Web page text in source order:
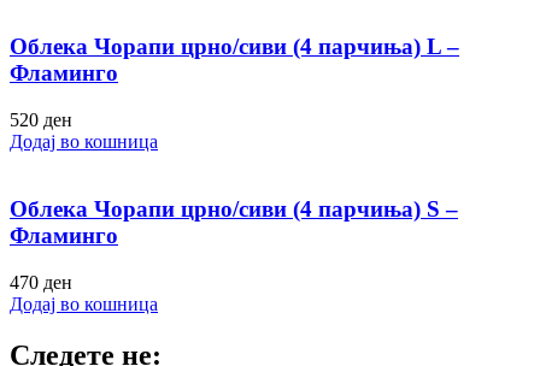
Облека Чорапи црно/сиви (4 парчиња) L –
Фламинго
520 ден
Додај во кошница
Облека Чорапи црно/сиви (4 парчиња) S –
Фламинго
470 ден
Додај во кошница
Следете не: